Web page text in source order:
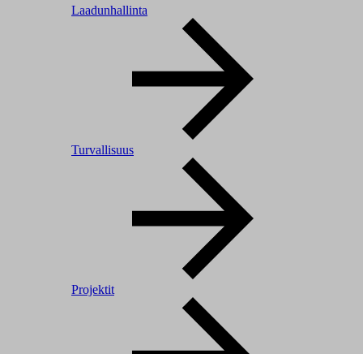
Laadunhallinta
Turvallisuus
Projektit